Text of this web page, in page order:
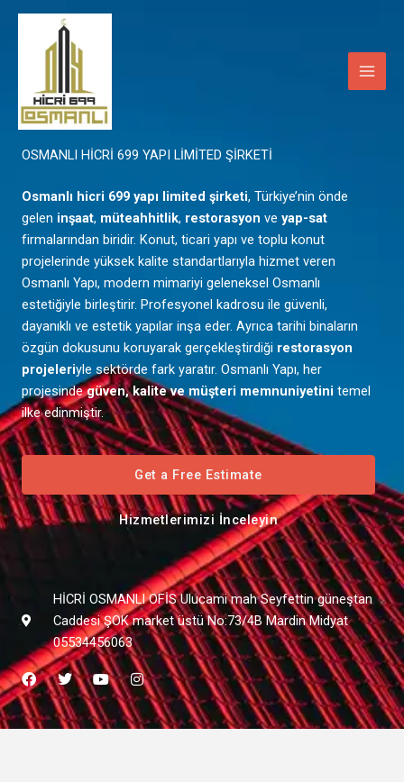
İçeriğe
Mardin
OSMANLI HİCRİ 699 YAPI LİMİTED ŞİRKETİ
Osmanlı hicri 699 yapı limited şirketi, Türkiye’nin önde
gelen inşaat, müteahhitlik, restorasyon ve yap-sat
firmalarından biridir. Konut, ticari yapı ve toplu konut
projelerinde yüksek kalite standartlarıyla hizmet veren
Osmanlı Yapı, modern mimariyi geleneksel Osmanlı
estetiğiyle birleştirir. Profesyonel kadrosu ile güvenli,
dayanıklı ve estetik yapılar inşa eder. Ayrıca tarihi binaların
özgün dokusunu koruyarak gerçekleştirdiği restorasyon
projeleriyle sektörde fark yaratır. Osmanlı Yapı, her
projesindegüven, kalite ve müşteri memnuniyetini temel
ilke edinmiştir.
Get a Free Estimate
Hizmetlerimizi İnceleyin
HİCRİ OSMANLI OFİS Ulucami mah Seyfettin güneştan
Caddesi ŞOK market üstü No:73/4B Mardin Midyat
05534456063
F
a
c
e
b
T
w
i
t
t
Y
o
u
t
u
I
n
s
t
a